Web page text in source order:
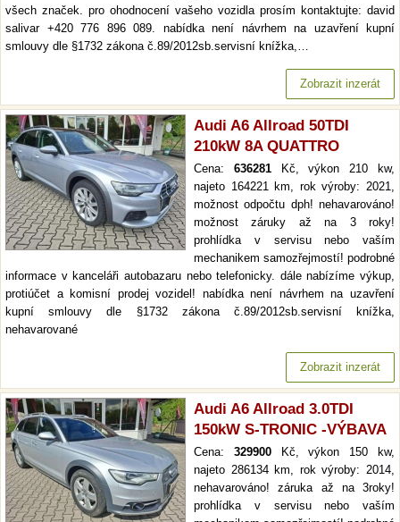
všech značek. pro ohodnocení vašeho vozidla prosím kontaktujte: david
salivar +420 776 896 089. nabídka není návrhem na uzavření kupní
smlouvy dle §1732 zákona č.89/2012sb.servisní knížka,…
Zobrazit inzerát
Audi A6 Allroad 50TDI
210kW 8A QUATTRO
Cena: 636281Kč, výkon 210 kw,
najeto 164221 km, rok výroby: 2021,
možnost odpočtu dph! nehavarováno!
možnost záruky až na 3 roky!
prohlídka v servisu nebo vaším
mechanikem samozřejmostí! podrobné
informace v kanceláři autobazaru nebo telefonicky. dále nabízíme výkup,
protiúčet a komisní prodej vozidel! nabídka není návrhem na uzavření
kupní smlouvy dle §1732 zákona č.89/2012sb.servisní knížka,
nehavarované
Zobrazit inzerát
Audi A6 Allroad 3.0TDI
150kW S-TRONIC -VÝBAVA
Cena: 329900Kč, výkon 150 kw,
najeto 286134 km, rok výroby: 2014,
nehavarováno! záruka až na 3roky!
prohlídka v servisu nebo vaším